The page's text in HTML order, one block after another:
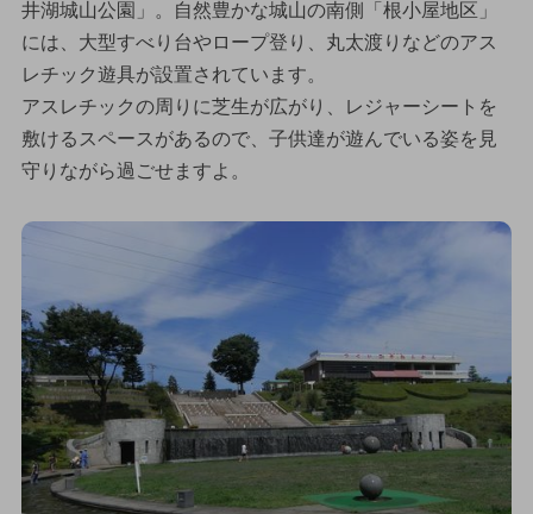
井湖城山公園」。自然豊かな城山の南側「根小屋地区」
には、大型すべり台やロープ登り、丸太渡りなどのアス
レチック遊具が設置されています。
アスレチックの周りに芝生が広がり、レジャーシートを
敷けるスペースがあるので、子供達が遊んでいる姿を見
守りながら過ごせますよ。